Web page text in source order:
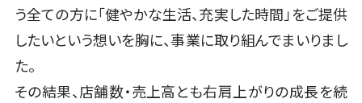
う全ての方に「健やかな生活、充実した時間」をご提供
したいという想いを胸に、事業に取り組んでまいりまし
た。
その結果、店舗数・売上高とも右肩上がりの成長を続